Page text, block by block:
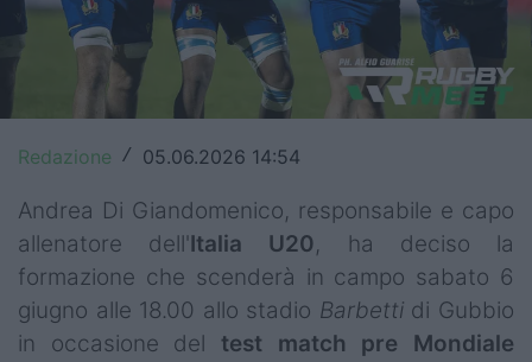
Premiership
Champions Cup
Rugby World Cup
Super Rugby
Rugby in TV
Redazione / 05.06.2026 14:54
Andrea Di Giandomenico, responsabile e capo
allenatore dell'Italia U20, ha deciso la
formazione che scenderà in campo sabato 6
giugno alle 18.00 allo stadio Barbettidi Gubbio
in occasione del test match pre Mondiale